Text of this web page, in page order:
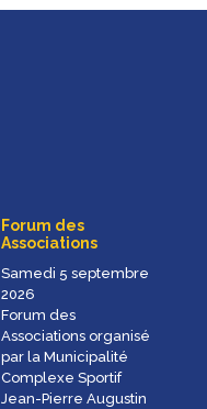
Forum des
Associations
Samedi 5 septembre
2026
Forum des
Associations organisé
par la Municipalité
Complexe Sportif
Jean-Pierre Augustin